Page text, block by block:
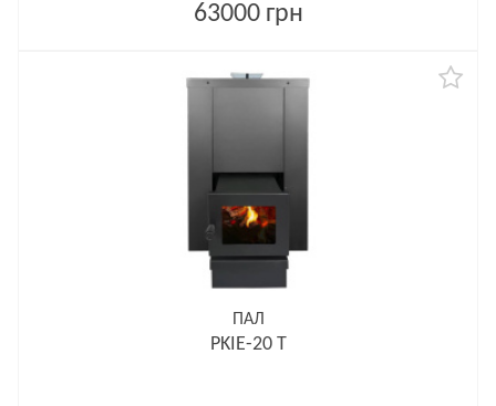
63000 грн
ПАЛ
PKIE-20 T